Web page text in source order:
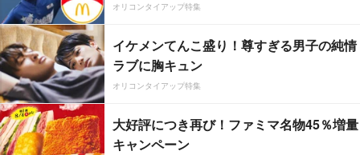
オリコンタイアップ特集
イケメンてんこ盛り！尊すぎる男子の純情
ラブに胸キュン
オリコンタイアップ特集
大好評につき再び！ファミマ名物45％増量
キャンペーン